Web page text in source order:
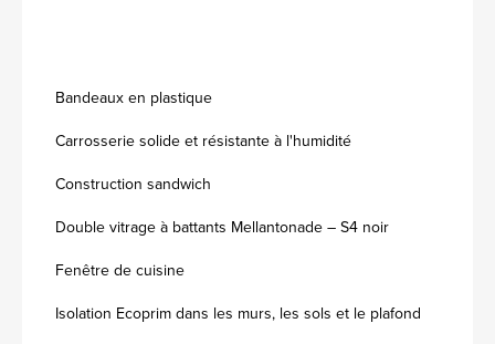
Bandeaux en plastique
Carrosserie solide et résistante à l'humidité
Construction sandwich
Double vitrage à battants Mellantonade – S4 noir
Fenêtre de cuisine
Isolation Ecoprim dans les murs, les sols et le plafond